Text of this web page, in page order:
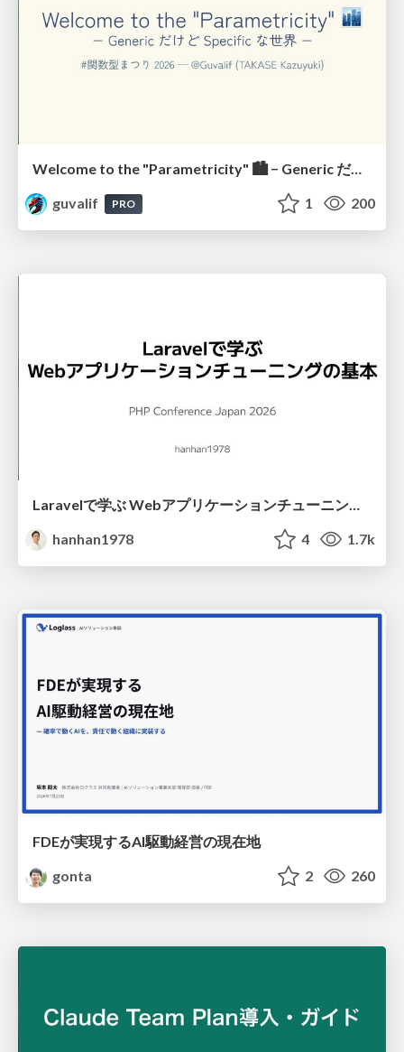
Welcome to the "Parametricity" 🏙️ − Generic だけど Specific な世界 −
guvalif
PRO 1 200
Laravelで学ぶ Webアプリケーションチューニング入門/web_application_tuning_101
hanhan1978
4 1.7k
FDEが実現するAI駆動経営の現在地
gonta
2 260